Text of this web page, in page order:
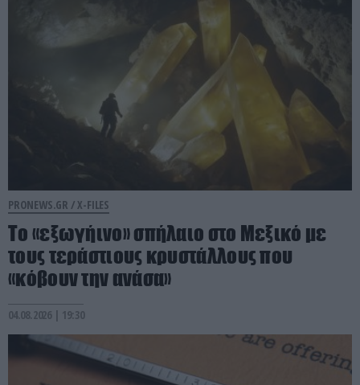
PRONEWS.GR /X-FILES
Το «εξωγήινο» σπήλαιο στο Μεξικό με
τους τεράστιους κρυστάλλους που
«κόβουν την ανάσα»
04.08.2026 | 19:30